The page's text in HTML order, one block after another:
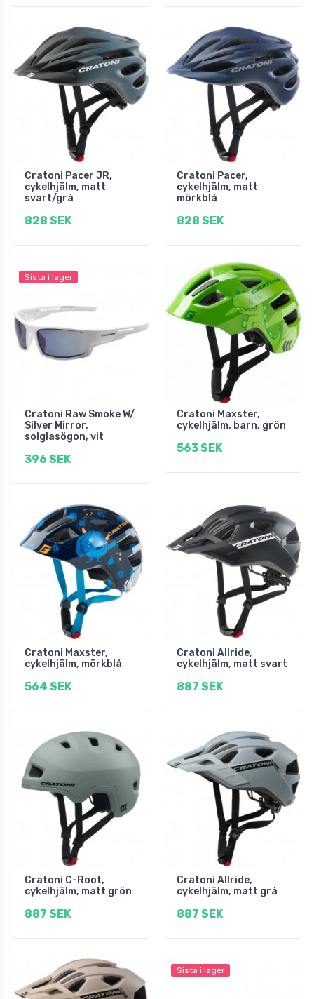
Cratoni Pacer JR,
cykelhjälm, matt
svart/grå
828 SEK
Cratoni Pacer,
cykelhjälm, matt
mörkblå
828 SEK
Sista i lager
Cratoni Raw Smoke W/
Silver Mirror,
solglasögon, vit
396 SEK
Cratoni Maxster,
cykelhjälm, barn, grön
563 SEK
Cratoni Maxster,
cykelhjälm, mörkblå
564 SEK
Cratoni Allride,
cykelhjälm, matt svart
887 SEK
Cratoni C-Root,
cykelhjälm, matt grön
887 SEK
Cratoni Allride,
cykelhjälm, matt grå
887 SEK
Sista i lager